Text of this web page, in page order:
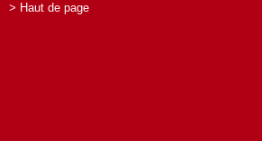
> Haut de page